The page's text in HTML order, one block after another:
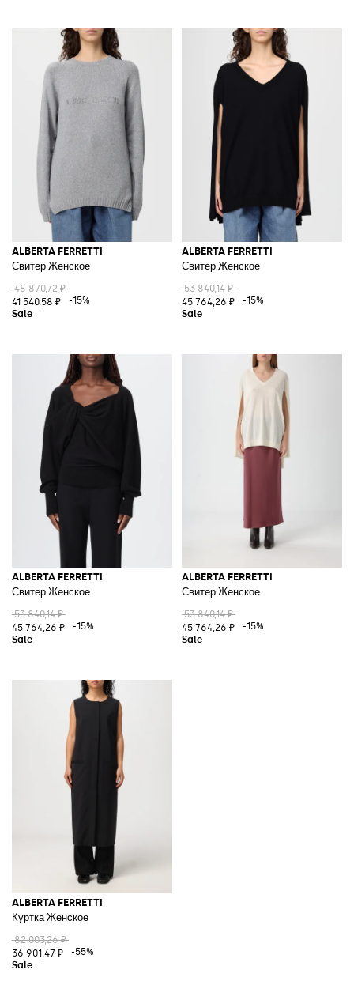
ALBERTA FERRETTI
Свитер Женское
48 870,72 ₽
41 540,58 ₽
-15%
ALBERTA FERRETTI
Свитер Женское
53 840,14 ₽
45 764,26 ₽
-15%
ALBERTA FERRETTI
Свитер Женское
53 840,14 ₽
45 764,26 ₽
-15%
ALBERTA FERRETTI
Свитер Женское
53 840,14 ₽
45 764,26 ₽
-15%
ALBERTA FERRETTI
Куртка Женское
82 003,26 ₽
36 901,47 ₽
-55%